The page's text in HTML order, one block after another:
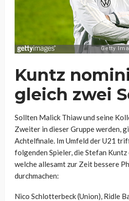
Kuntz
gleich zwei
Sollten Malick Thiaw und seine
Zweiter in dieser Gruppe werden,
Achtelfinale. Im Umfeld der U21
folgenden Spieler, die Stefan
welche allesamt zur Zeit bessere
durchmachen:
Nico Schlotterbeck (Union), Ridle